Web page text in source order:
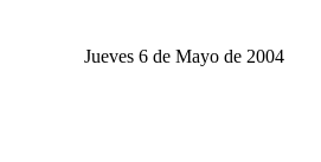
Jueves 6 de Mayo de 2004